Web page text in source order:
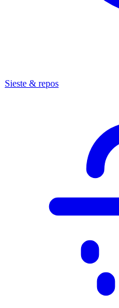
Sieste & repos